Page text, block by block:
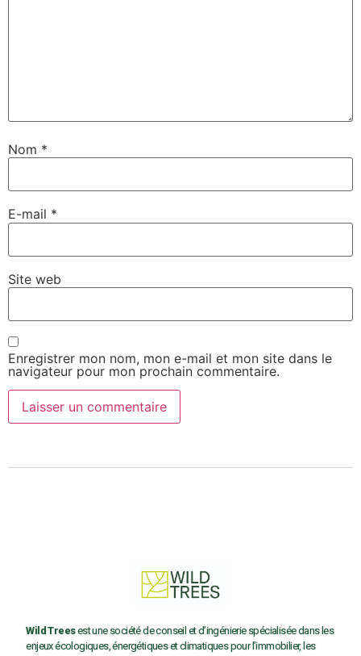
Nom *
E-mail *
Site web
Enregistrer mon nom, mon e-mail et mon site dans le
navigateur pour mon prochain commentaire.
Wild Treesest une société de conseil et d’ingénierie spécialisée dans les
enjeux écologiques, énergétiques et climatiques pour l’immobilier, les